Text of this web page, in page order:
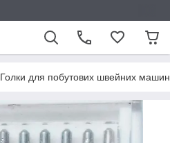
Голки для побутових швейних машин